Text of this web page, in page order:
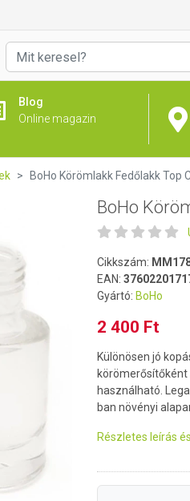
Blog
Online magazin
BoHo Körömlakk Fedőlakk Top
BoHo
Cikkszám:
EAN:
Gyártó: BoHo
2 400 Ft
Különösen jó
körömerősítőként
használható.
ban növényi
Részletes leírás